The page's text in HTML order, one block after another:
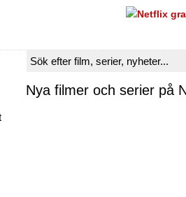
Nya filmer och serier på